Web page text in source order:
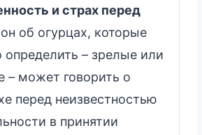
и страх перед
об огурцах, которые
– зрелые или
– может говорить о
перед неизвестностью
в принятии